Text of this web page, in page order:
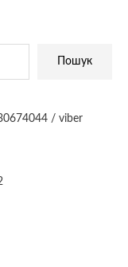
Пошук
/ viber